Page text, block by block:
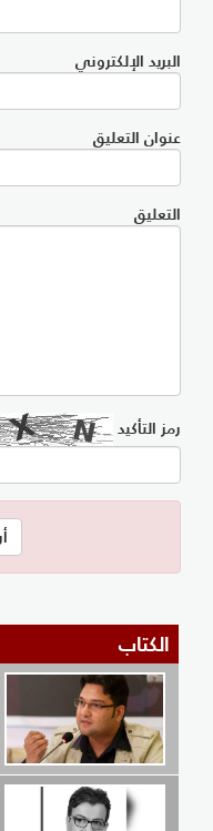
البريد الإلكتروني
عنوان التعليق
التعليق
رمز التأكيد
الكتاب